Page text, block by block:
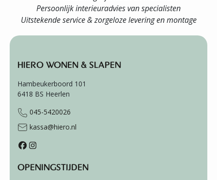
Persoonlijk interieuradvies van specialisten
Uitstekende service & zorgeloze levering en montage
HIERO WONEN & SLAPEN
Hambeukerboord 101
6418 BS Heerlen
045-5420026
kassa@hiero.nl
OPENINGSTIJDEN